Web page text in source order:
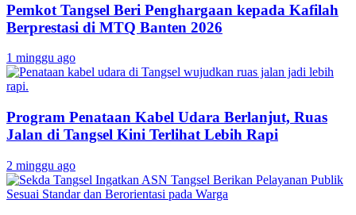
Pemkot Tangsel Beri Penghargaan kepada Kafilah
Berprestasi di MTQ Banten 2026
1 minggu ago
Program Penataan Kabel Udara Berlanjut, Ruas
Jalan di Tangsel Kini Terlihat Lebih Rapi
2 minggu ago